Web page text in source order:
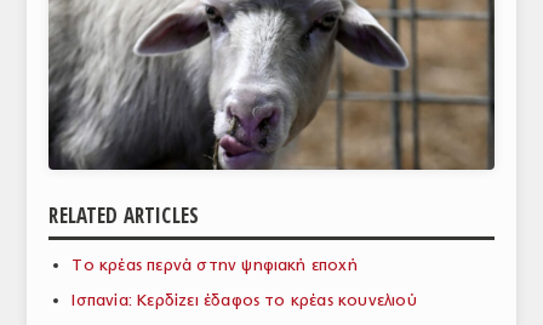
ΕΙΔΗΣΕΙΣ
ΕΥΡΩΠΑΪΚΕΣ ΑΠΟΦΑΣΕΙΣ
ΘΕΜΑΤΑ
ΕΜΠΟΡΙΚΟΣ ΚΑΤΑΛΟΓΟΣ
ΠΑΡΑΓΩΓΗ & ΕΜΠΟΡΙΑ
RELATED ARTICLES
Το κρέας περνά στην ψηφιακή εποχή
Ισπανία: Κερδίζει έδαφος το κρέας κουνελιού